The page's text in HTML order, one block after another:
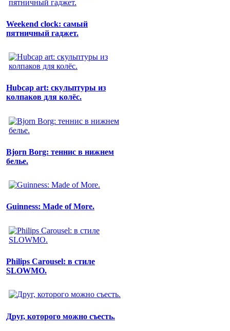
Weekend clock: самый
пятничный гаджет.
Hubcap art: скульптуры из
колпаков для колёс.
Bjorn Borg: теннис в нижнем
белье.
Guinness: Made of More.
Philips Carousel: в стиле
SLOWMO.
Друг, которого можно съесть.